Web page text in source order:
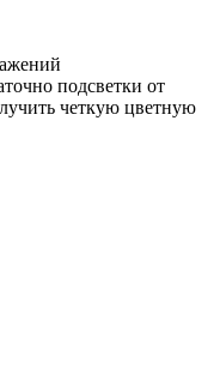
подсветки от
четкую цветную